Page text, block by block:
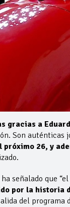
gracias a
Son auténticas
próximo 26, y
señalado que
por la historia
del programa